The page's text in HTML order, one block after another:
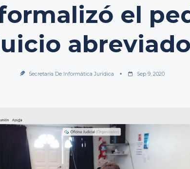
el
abreviado
Secretaría De Informática Jurídica Sep 9, 2020